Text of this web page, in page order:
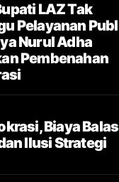
LAZ Tak
Pelayanan
Nurul Adha
Pembenahan
Biaya Balas
Ilusi Strategi